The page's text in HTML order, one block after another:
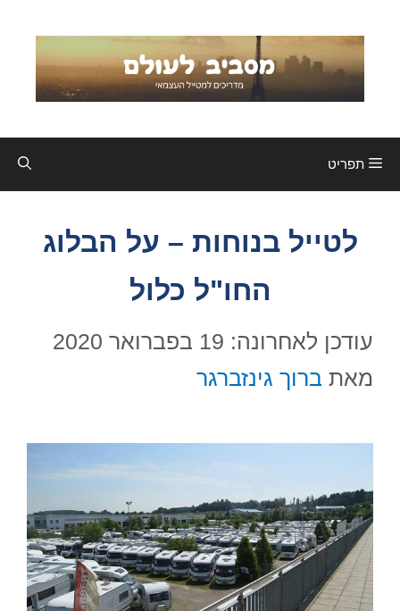
לתוכן
תפריט
לטייל בנוחות – על הבלוג
החו"ל כלול
עודכן לאחרונה: 19 בפברואר 2020
מאת ברוך גינזברגר